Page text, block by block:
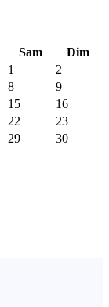
Sam
Dim
1
2
8
9
15
16
22
23
29
30